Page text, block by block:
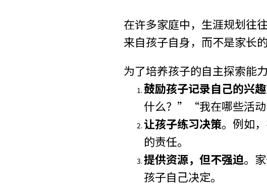
在许多家庭中，生涯规划往
来自孩子自身，而不是家长的
为了培养孩子的自主探索能
鼓励孩子记录自己的兴
什么？”“我在哪些活动
让孩子练习决策。例如
的责任。
提供资源，但不强迫。
孩子自己决定。